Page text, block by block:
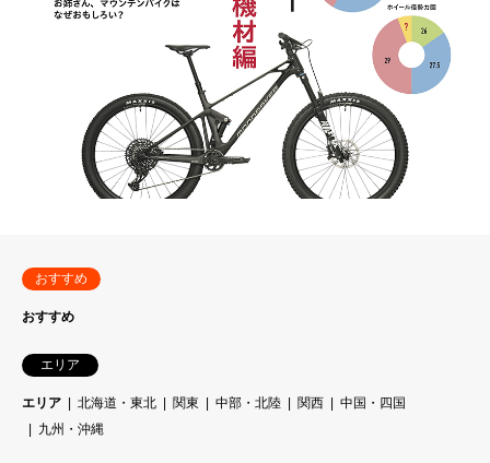
おすすめ
おすすめ
エリア
エリア 北海道・東北 関東 中部・北陸 関西
中国・四国
九州・沖縄